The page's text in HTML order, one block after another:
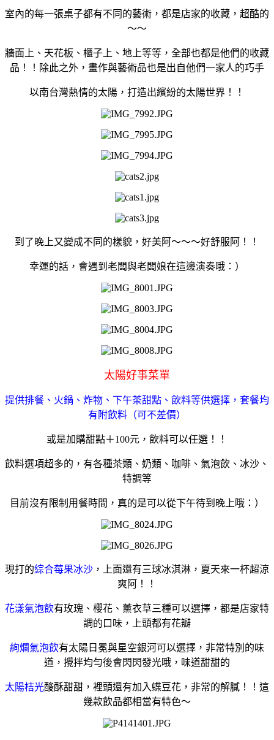
室內的每一張桌子都有不同的藝術，都是店家的收藏，超酷的
～～
牆面上、天花板、櫃子上、地上等等，全部也都是他們的收藏
品！！除此之外，畫作與藝術品也是出自他們一家人的巧手
以南台灣熱情的太陽，打造出繽紛的太陽世界！！
到了晚上又變成不同的樣貌，好美阿～～～好舒服阿！！
幸運的話，會遇到老闆與老闆娘在這邊演奏哦：）
太陽好事菜單
提供排餐、火鍋、炸物、下午茶甜點、飲料等供選擇，套餐均
有附飲料（可不差價）
或是加購甜點＋100元，飲料可以任選！！
飲料選項超多的，有各種茶類、奶類、咖啡、氣泡飲、冰沙、
特調等
目前沒有限制用餐時間，真的是可以從下午待到晚上哦：）
現打的綜合莓果冰沙 ，上面還有三球冰淇淋，夏天來一杯超涼
爽阿！！
花漾氣泡飲有玫瑰、櫻花、薰衣草三種可以選擇，都是店家特
調的口味，上頭都有花瓣
絢爛氣泡飲有太陽日冕與星空銀河可以選擇，非常特別的味
道，攪拌均勻後會閃閃發光哦，味道甜甜的
太陽桔光酸酥甜甜，裡頭還有加入蝶豆花，非常的解膩！！這
幾款飲品都相當有特色～